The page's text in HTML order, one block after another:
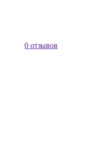
0 отзывов